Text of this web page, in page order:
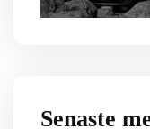
Senaste